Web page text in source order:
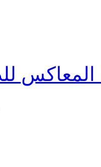
المعاكس